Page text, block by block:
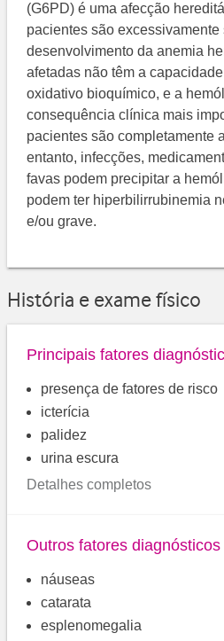
(G6PD) é uma afecção
pacientes são
desenvolvimento da anemia
afetadas não têm a
oxidativo bioquímico, e a
consequência clínica mais
pacientes são completamente
entanto, infecções,
favas podem precipitar a
podem ter hiperbilirrubinemia
e/ou grave.
História e exame físico
Principais fatores
presença de fatores de risco
icterícia
palidez
urina escura
Detalhes completos
Outros fatores diagnósticos
náuseas
catarata
esplenomegalia